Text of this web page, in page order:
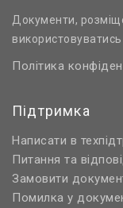
Документи,
Політика
Підтримка
Написати в
Питання та
Замовити
Помилка у